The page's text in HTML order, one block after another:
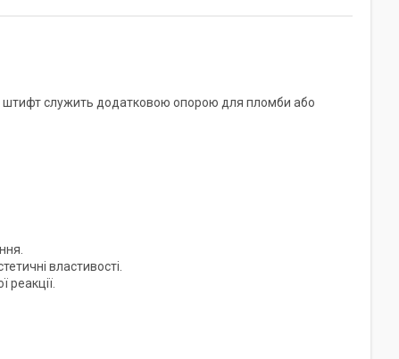
штифт служить додатковою опорою для пломби або
властивості.
реакції.